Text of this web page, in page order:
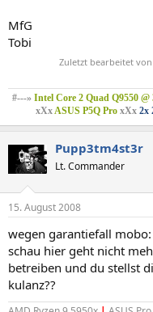
MfG
Tobi
Zuletzt bearbeitet
#---» Intel Core 2 Quad Q9550 @
xXx ASUS P5Q Pro xXx 2x
Pupp3tm4st3r
Lt. Commander
15. August 2008
wegen garantiefall
schau hier geht nicht
betreiben und du stellst
kulanz??